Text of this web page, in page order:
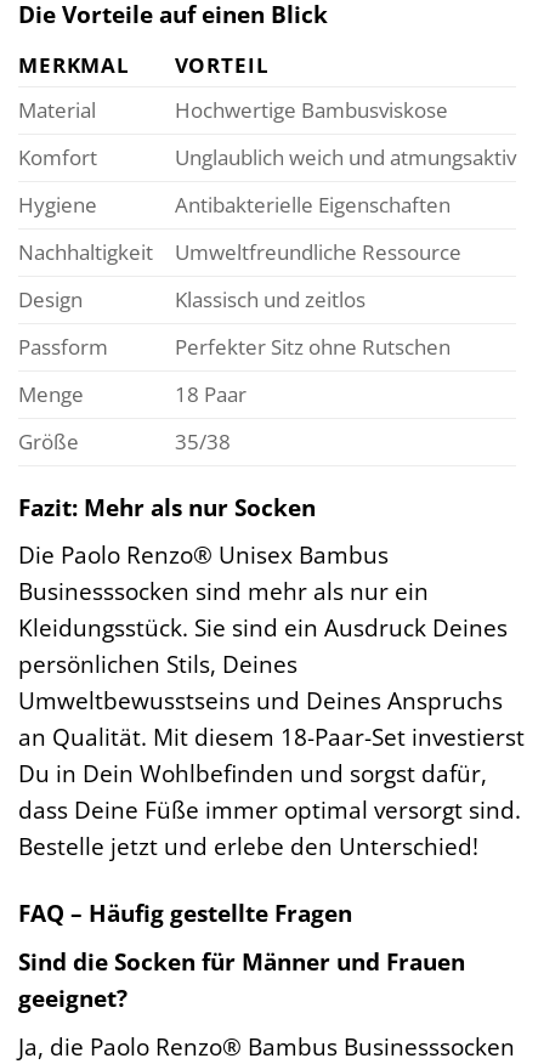
Die Vorteile auf einen Blick
MERKMAL
VORTEIL
Material
Hochwertige Bambusviskose
Komfort
Unglaublich weich und atmungsaktiv
Hygiene
Antibakterielle Eigenschaften
Nachhaltigkeit
Umweltfreundliche Ressource
Design
Klassisch und zeitlos
Passform
Perfekter Sitz ohne Rutschen
Menge
18 Paar
Größe
35/38
Fazit: Mehr als nur Socken
Die Paolo Renzo® Unisex Bambus
Businesssocken sind mehr als nur ein
Kleidungsstück. Sie sind ein Ausdruck Deines
persönlichen Stils, Deines
Umweltbewusstseins und Deines Anspruchs
an Qualität. Mit diesem 18-Paar-Set investierst
Du in Dein Wohlbefinden und sorgst dafür,
dass Deine Füße immer optimal versorgt sind.
Bestelle jetzt und erlebe den Unterschied!
FAQ – Häufig gestellte Fragen
Sind die Socken für Männer und Frauen
geeignet?
Ja, die Paolo Renzo® Bambus Businesssocken